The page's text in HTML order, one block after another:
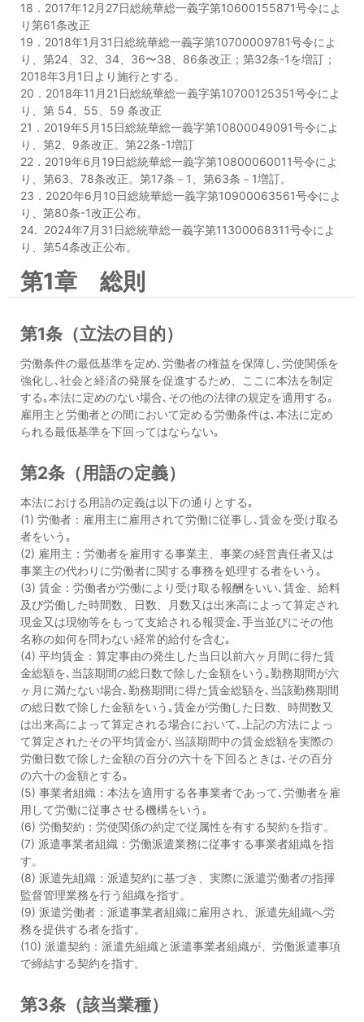
18．2017年12月27日総統華総一義字第10600155871号令によ
り第61条改正
19．2018年1月31日総統華総一義字第10700009781号令によ
り、第24、32、34、36〜38、86条改正；第32条-1を増訂；
2018年3月1日より施行とする。
20．2018年11月21日総統華総一義字第10700125351号令によ
り、第 54、55、59 条改正
21．2019年5月15日総統華総一義字第10800049091号令によ
り、第2、9条改正。第22条-1増訂
22．2019年6月19日総統華総一義字第10800060011号令によ
り、第63、78条改正。第17条－1、第63条－1増訂。
23．2020年6月10日総統華総一義字第10900063561号令によ
り、第80条-1改正公布。
24. 2024年7月31日総統華総一義字第11300068311号令によ
り、第54条改正公布。
第1章 総則
第1条（立法の目的）
労働条件の最低基準を定め､労働者の権益を保障し､労使関係を
強化し､社会と経済の発展を促進するため、ここに本法を制定
する｡本法に定めのない場合､その他の法律の規定を適用する｡
雇用主と労働者との間において定める労働条件は､本法に定め
られる最低基準を下回ってはならない｡
第2条（用語の定義）
本法における用語の定義は以下の通りとする｡
(1) 労働者：雇用主に雇用されて労働に従事し､賃金を受け取る
者をいう｡
(2) 雇用主：労働者を雇用する事業主、事業の経営責任者又は
事業主の代わりに労働者に関する事務を処理する者をいう｡
(3) 賃金：労働者が労働により受け取る報酬をいい､賃金、給料
及び労働した時間数、日数、月数又は出来高によって算定され
現金又は現物等をもって支給される報奨金､手当並びにその他
名称の如何を問わない経常的給付を含む｡
(4) 平均賃金：算定事由の発生した当日以前六ヶ月間に得た賃
金総額を､当該期間の総日数で除した金額をいう｡勤務期間が六
ヶ月に満たない場合､勤務期間に得た賃金総額を､当該勤務期間
の総日数で除した金額をいう｡賃金が労働した日数、時間数又
は出来高によって算定される場合において､上記の方法によっ
て算定されたその平均賃金が､当該期間中の賃金総額を実際の
労働日数で除した金額の百分の六十を下回るときは､その百分
の六十の金額とする｡
(5) 事業者組織：本法を適用する各事業者であって､労働者を雇
用して労働に従事させる機構をいう｡
(6) 労働契約：労使関係の約定で従属性を有する契約を指す。
(7) 派遣事業者組織：労働派遣業務に従事する事業者組織を指
す。
(8) 派遣先組織：派遣契約に基づき、実際に派遣労働者の指揮
監督管理業務を行う組織を指す。
(9) 派遣労働者：派遣事業者組織に雇用され、派遣先組織へ労
務を提供する者を指す。
(10) 派遣契約：派遣先組織と派遣事業者組織が、労働派遣事項
で締結する契約を指す。
第3条（該当業種）